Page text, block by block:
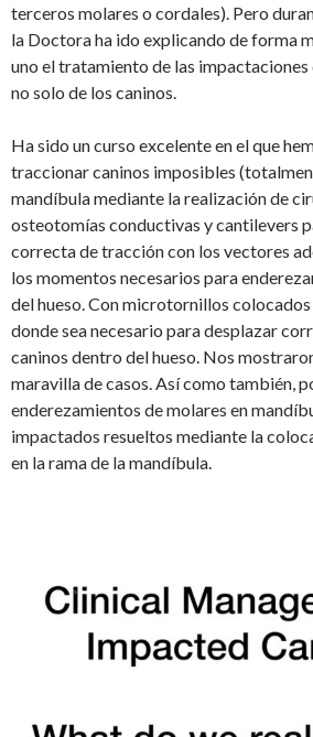
terceros molares o cordales). Pero
la Doctora ha ido explicando de forma
uno el tratamiento de las
no solo de los caninos.
Ha sido un curso excelente en el que
traccionar caninos imposibles
mandíbula mediante la realización de
osteotomías conductivas y cantilevers
correcta de tracción con los vectores
los momentos necesarios para
del hueso. Con microtornillos
donde sea necesario para desplazar
caninos dentro del hueso. Nos
maravilla de casos. Así como también,
enderezamientos de molares en
impactados resueltos mediante la
en la rama de la mandíbula.